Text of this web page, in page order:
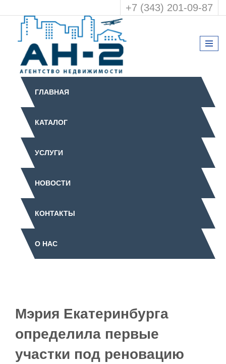
+7 (343) 201-09-87
ГЛАВНАЯ
КАТАЛОГ
УСЛУГИ
НОВОСТИ
КОНТАКТЫ
О НАС
Мэрия Екатеринбурга
определила первые
участки под реновацию